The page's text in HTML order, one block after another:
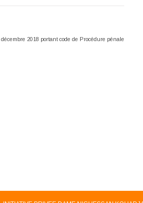
2018 portant code de Procédure pénale